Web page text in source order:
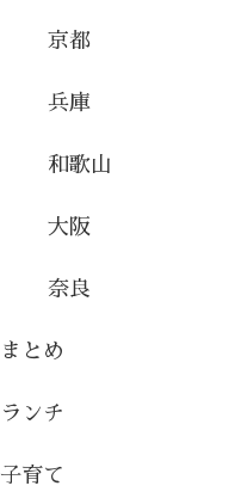
京都
兵庫
和歌山
大阪
奈良
まとめ
ランチ
子育て